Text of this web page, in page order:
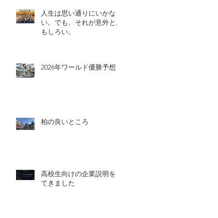
人生は思い通りにいかな
い。でも、それが意外とお
もしろい。
2026年ワールド優勝予想
柏の良いところ
高校生向けの企業説明をし
てきました